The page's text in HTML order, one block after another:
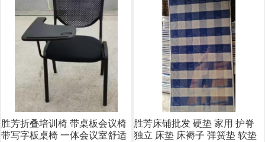
胜芳折叠培训椅 带桌板会议椅
带写字板桌椅 一体会议室舒适
胜芳床铺批发 硬垫 家用 护脊
独立 床垫 床褥子 弹簧垫 软垫